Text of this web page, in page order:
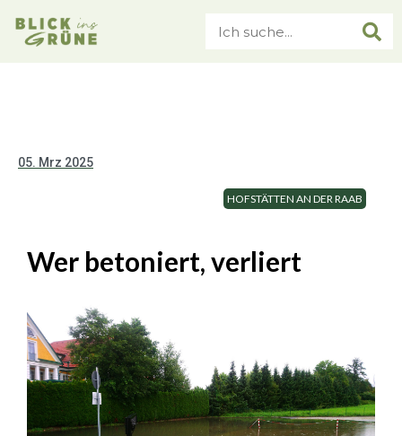
05. Mrz 2025
HOFSTÄTTEN AN DER RAAB
Wer betoniert, verliert